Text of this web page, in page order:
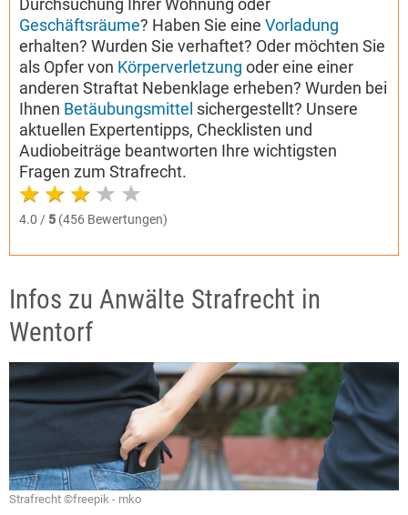
Durchsuchung Ihrer Wohnung oder
Geschäftsräume? Haben Sie eine Vorladung
erhalten? Wurden Sie verhaftet? Oder möchten Sie
als Opfer von Körperverletzung oder eine einer
anderen Straftat Nebenklage erheben? Wurden bei
Ihnen Betäubungsmittel sichergestellt? Unsere
aktuellen Expertentipps, Checklisten und
Audiobeiträge beantworten Ihre wichtigsten
Fragen zum Strafrecht.
4.0 / 5 (456 Bewertungen)
Infos zu Anwälte Strafrecht in
Wentorf
Strafrecht ©freepik - mko